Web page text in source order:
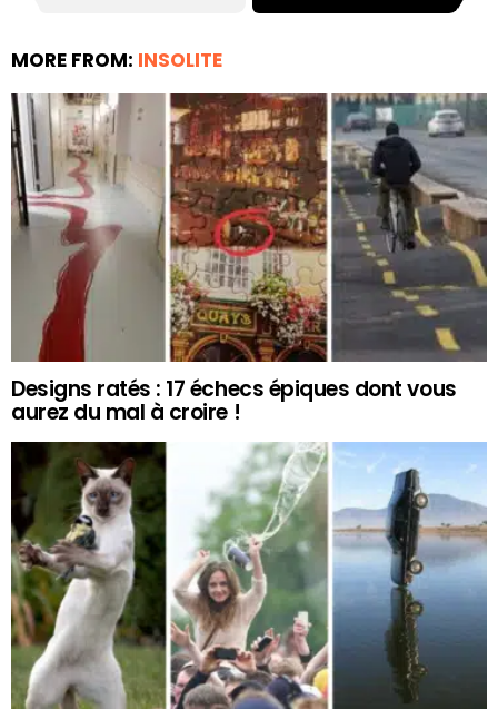
MORE FROM: INSOLITE
Designs ratés : 17 échecs épiques dont vous
aurez du mal à croire !